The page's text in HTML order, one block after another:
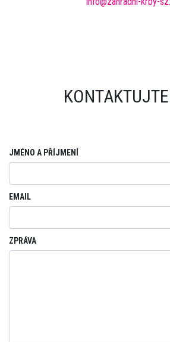
JMÉNO A PŘÍJMENÍ
EMAIL
ZPRÁVA